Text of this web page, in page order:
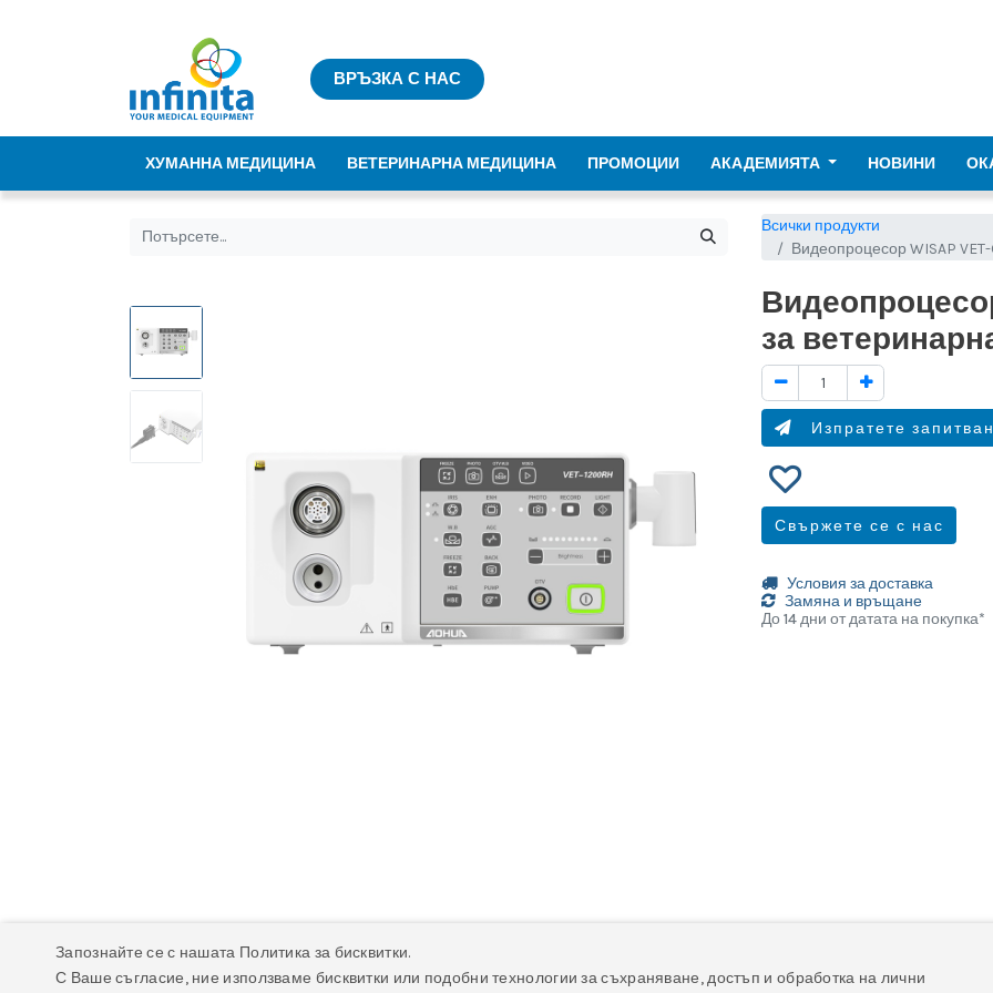
ВРЪЗКА С НАС
ХУМАННА МЕДИЦИНА ВЕТЕРИНАРНА МЕДИЦИНА ПРОМОЦИИ АКАДЕМИЯТА НОВИНИ
Всички продукти
Видеопроцесор WISAP
за
Изпратете
Свържете се с нас
Условия за доставка
Замяна и връщане
До 14 дни от датата на покупка*
Запознайте се с нашата Политика за бисквитки.
С Ваше съгласие, ние използваме бисквитки или подобни технологии за съхраняване, достъп и обработка на лични